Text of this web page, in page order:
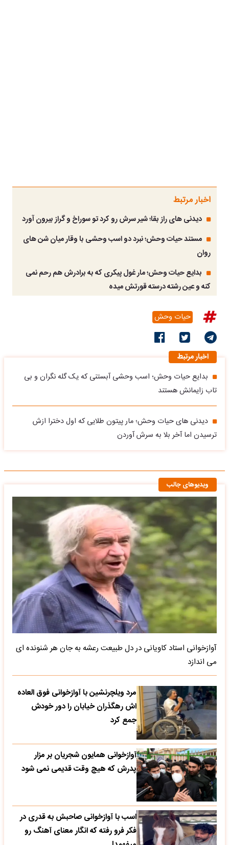
اخبار مرتبط
دیدنی های راز بقا؛ شیر سرش رو کرد تو سوراخ و گراز بیرون آورد
مستند حیات وحش؛ نبرد دو اسب وحشی با وقار میان شن های
روان
بدایع حیات وحش؛ مار غول پیکری که به برادرش هم رحم نمی
کنه و عین رشته درسته قورتش میده
حیات وحش
اخبار مرتبط
بدایع حیات وحش؛ اسب وحشی آبستنی که یک گله نگران و بی
تاب زایمانش هستند
دیدنی های حیات وحش؛ مار پیتون طلایی که اول دخترا ازش
ترسیدن اما آخر بلا به سرش آوردن
ویدیوهای جالب
آوازخوانی استاد کاویانی در دل طبیعت رعشه به جان هر شنونده ای
می اندازد
مرد ویلچرنشین با آوازخوانی فوق العاده
اش رهگذران خیابان را دور خودش
جمع کرد
آوازخوانی همایون شجریان بر مزار
پدرش که هیچ وقت قدیمی نمی شود
اسب با آوازخوانی صاحبش به قدری در
فکر فرو رفته که انگار معنای آهنگ رو